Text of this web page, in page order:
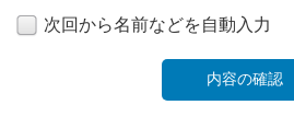
次回から名前などを自動入力